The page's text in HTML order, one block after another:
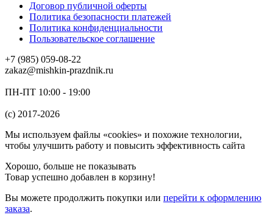
Договор публичной оферты
Политика безопасности платежей
Политика конфиденциальности
Пользовательское соглашение
+7 (985) 059-08-22
zakaz@mishkin-prazdnik.ru
ПН-ПТ 10:00 - 19:00
(c) 2017-2026
Мы используем файлы «cookies» и похожие технологии,
чтобы улучшить работу и повысить эффективность сайта
Хорошо, больше не показывать
Товар успешно добавлен в корзину!
Вы можете продолжить покупки или перейти к оформлению
заказа.